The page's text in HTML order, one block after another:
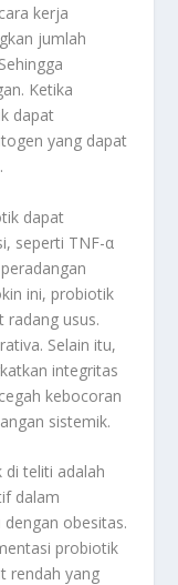
kerja
jumlah
Ketika
dapat
yang dapat
dapat
seperti TNF-α
ini, probiotik
radang usus.
Selain itu,
integritas
kebocoran
sistemik.
di teliti adalah
dalam
obesitas.
probiotik
rendah yang